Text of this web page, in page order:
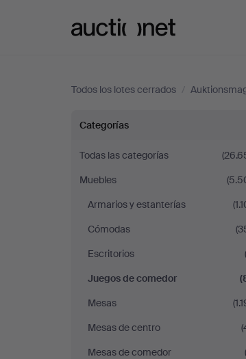
Todos los lotes cerrados /
Juegos
de
comedor
en
Vänersborg
Categorías
Todas las categorías
Muebles
Armarios y estanterías
Cómodas
Escritorios
Juegos de comedor
Mesas
Mesas de centro
Mesas de comedor